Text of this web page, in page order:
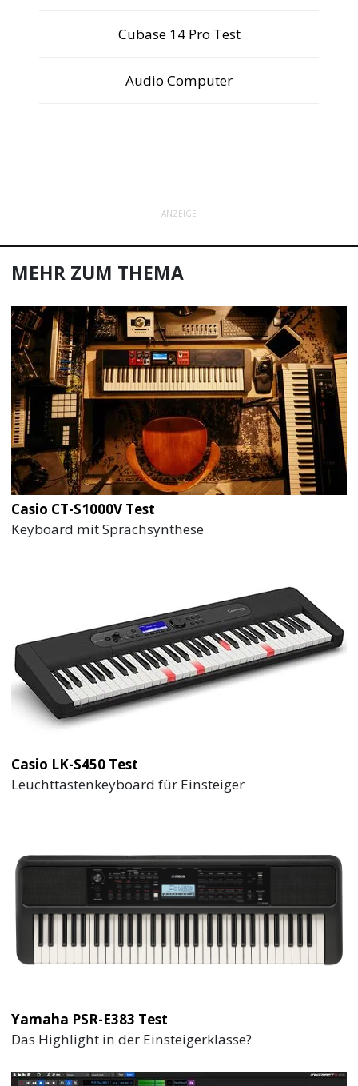
Cubase 14 Pro Test
Audio Computer
ANZEIGE
MEHR ZUM THEMA
Casio CT-S1000V Test
Keyboard mit Sprachsynthese
Casio LK-S450 Test
Leuchttastenkeyboard für Einsteiger
Yamaha PSR-E383 Test
Das Highlight in der Einsteigerklasse?